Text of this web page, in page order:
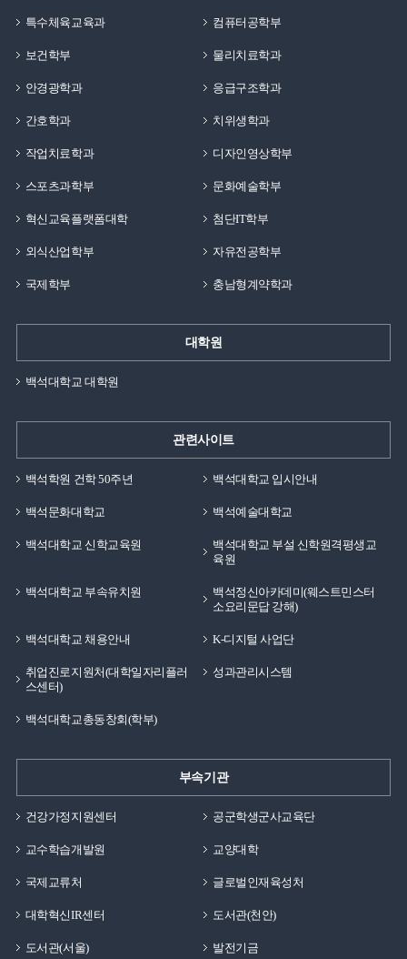
특수체육교육과 컴퓨터공학부
보건학부 물리치료학과
안경광학과 응급구조학과
간호학과 치위생학과
작업치료학과 디자인영상학부
스포츠과학부 문화예술학부
혁신교육플랫폼대학 첨단IT학부
외식산업학부 자유전공학부
국제학부 충남형계약학과
대학원
백석대학교 대학원
관련사이트
백석학원 건학 50주년 백석대학교 입시안내
백석문화대학교 백석예술대학교
백석대학교 신학교육원
백석대학교 부설 신학원격평생교
육원
백석대학교 부속유치원
백석정신아카데미(웨스트민스터
소요리문답 강해)
백석대학교 채용안내 K-디지털 사업단
취업진로지원처(대학일자리플러
스센터)
성과관리시스템
백석대학교총동창회(학부)
부속기관
건강가정지원센터 공군학생군사교육단
교수학습개발원 교양대학
국제교류처 글로벌인재육성처
대학혁신IR센터 도서관(천안)
도서관(서울) 발전기금